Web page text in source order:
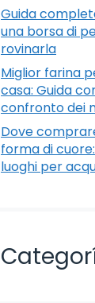
Guida
una borsa di
rovinarla
Miglior farina
casa: Guida
confronto dei
Dove
forma di
luoghi per